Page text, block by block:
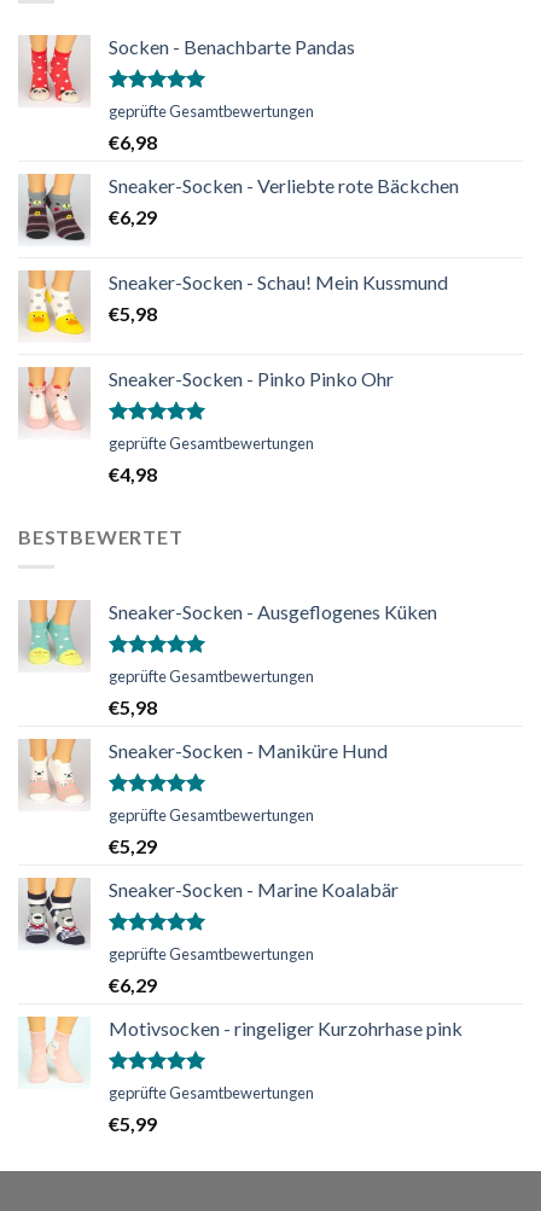
Socken - Benachbarte Pandas
Bewertet
von 5
geprüfte Gesamtbewertungen
€6,98
Sneaker-Socken - Verliebte rote Bäckchen
€6,29
Sneaker-Socken - Schau! Mein Kussmund
€5,98
Sneaker-Socken - Pinko Pinko Ohr
Bewertet
von 5
geprüfte Gesamtbewertungen
€4,98
BESTBEWERTET
Sneaker-Socken - Ausgeflogenes Küken
Bewertet
von 5
geprüfte Gesamtbewertungen
€5,98
Sneaker-Socken - Maniküre Hund
Bewertet
von 5
geprüfte Gesamtbewertungen
€5,29
Sneaker-Socken - Marine Koalabär
Bewertet
von 5
geprüfte Gesamtbewertungen
€6,29
Motivsocken - ringeliger Kurzohrhase pink
Bewertet
von 5
geprüfte Gesamtbewertungen
€5,99